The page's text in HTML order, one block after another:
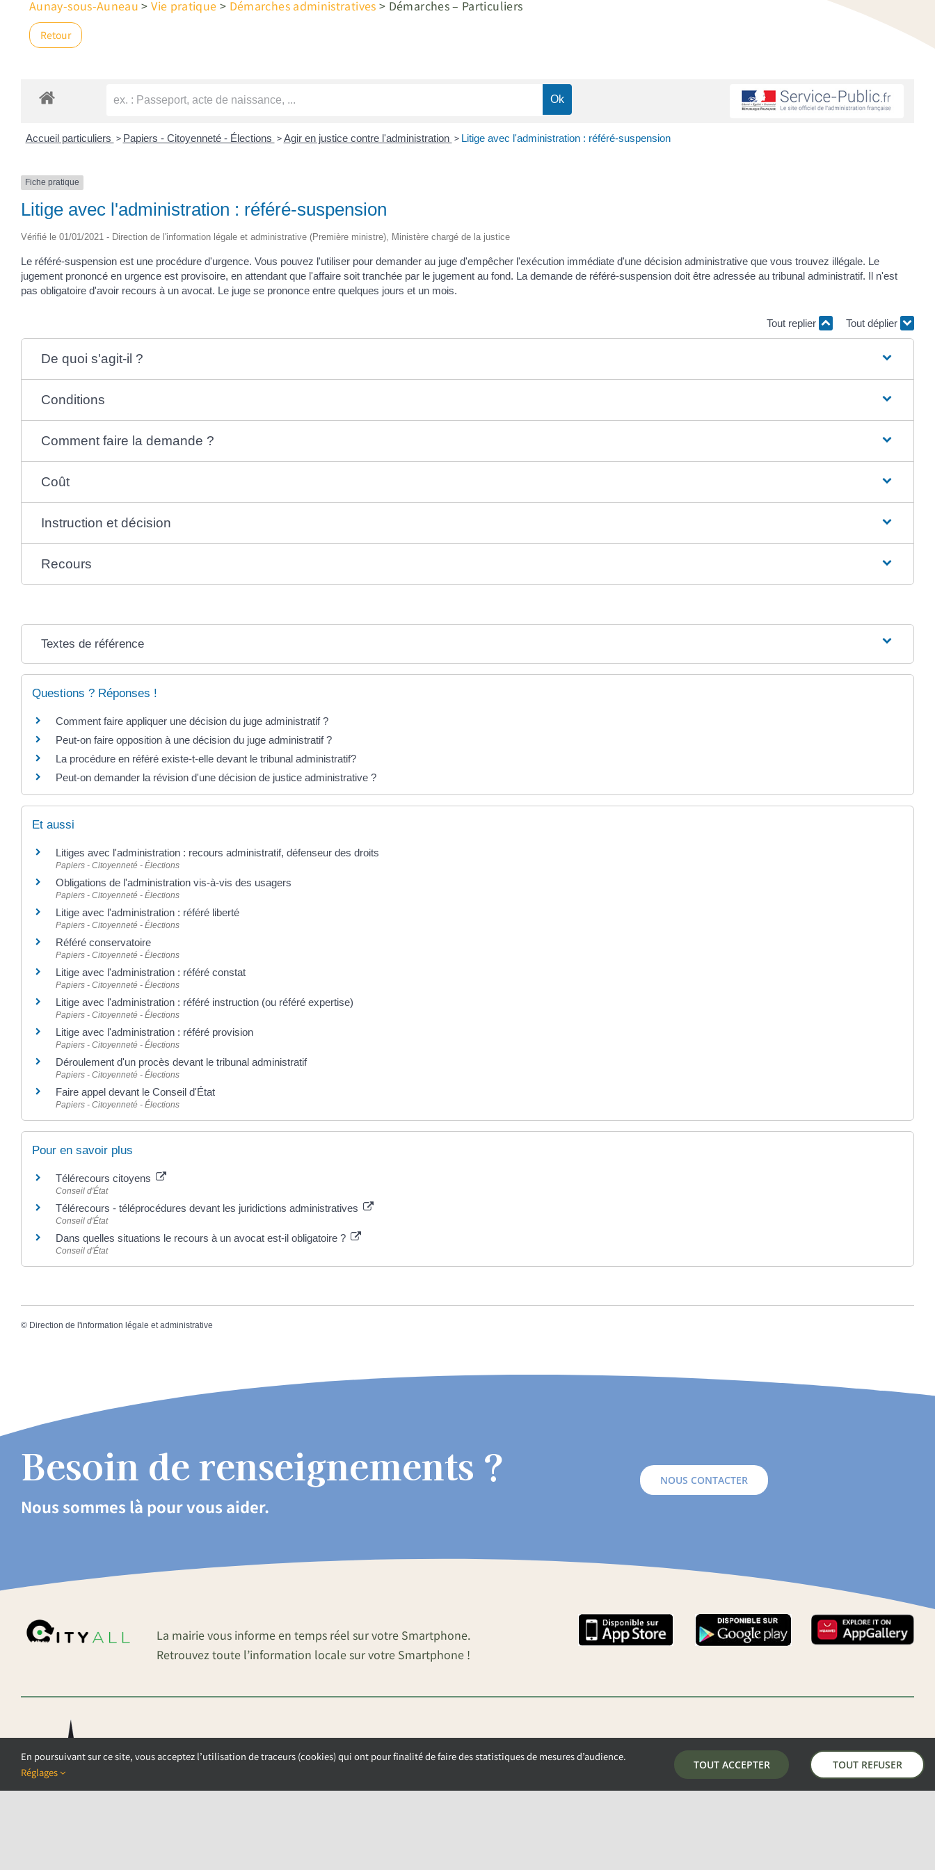
Aunay-sous-Auneau >Vie pratique > Démarches administratives > Démarches – Particuliers
Retour
Accueil particuliers > Papiers - Citoyenneté - Élections > Agir en justice contre l'administration > Litige avec l'administration : référé-suspension
Fiche pratique
Litige avec l'administration : référé-suspension
Vérifié le 01/01/2021 - Direction de l'information légale et administrative (Première ministre), Ministère chargé de la justice
Le référé-suspension est une procédure d'urgence. Vous pouvez l'utiliser pour demander au juge d'empêcher l'exécution immédiate d'une décision administrative que vous trouvez illégale. Le
jugement prononcé en urgence est provisoire, en attendant que l'affaire soit tranchée par le jugement au fond. La demande de référé-suspension doit être adressée au tribunal administratif. Il n'est
pas obligatoire d'avoir recours à un avocat. Le juge se prononce entre quelques jours et un mois.
Tout replier Tout déplier
De quoi s'agit-il ?
Conditions
Comment faire la demande ?
Coût
Instruction et décision
Recours
Textes de référence
Questions ? Réponses !
Comment faire appliquer une décision du juge administratif ?
Peut-on faire opposition à une décision du juge administratif ?
La procédure en référé existe-t-elle devant le tribunal administratif?
Peut-on demander la révision d'une décision de justice administrative ?
Et aussi
Litiges avec l'administration : recours administratif, défenseur des droits
Papiers - Citoyenneté - Élections
Obligations de l'administration vis-à-vis des usagers
Papiers - Citoyenneté - Élections
Litige avec l'administration : référé liberté
Papiers - Citoyenneté - Élections
Référé conservatoire
Papiers - Citoyenneté - Élections
Litige avec l'administration : référé constat
Papiers - Citoyenneté - Élections
Litige avec l'administration : référé instruction (ou référé expertise)
Papiers - Citoyenneté - Élections
Litige avec l'administration : référé provision
Papiers - Citoyenneté - Élections
Déroulement d'un procès devant le tribunal administratif
Papiers - Citoyenneté - Élections
Faire appel devant le Conseil d'État
Papiers - Citoyenneté - Élections
Pour en savoir plus
Télérecours citoyens
Conseil d'État
Télérecours - téléprocédures devant les juridictions administratives
Conseil d'État
Dans quelles situations le recours à un avocat est-il obligatoire ?
Conseil d'État
© Direction de l'information légale et administrative
Besoin de renseignements ?
Nous sommes là pour vous aider.
NOUS CONTACTER
La mairie vous informe en temps réel sur votre Smartphone.
Retrouvez toute l’information locale sur votre Smartphone !
OUVERTURE DE LA MAIRIE LA MAIRIE DE AUNAY-SOUS-AUNEAU
5 place de la mairie, 28700 Aunay-Sous-Auneau
En poursuivant sur ce site, vous acceptez l’utilisation de traceurs (cookies) qui ont pour finalité de faire des statistiques de mesures d’audience.
Réglages
TOUT ACCEPTER TOUT REFUSER